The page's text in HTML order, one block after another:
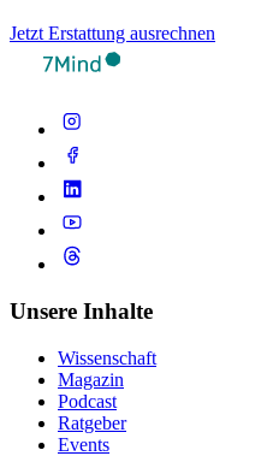
Jetzt Erstattung ausrechnen
Unsere Inhalte
Wissenschaft
Magazin
Podcast
Ratgeber
Events